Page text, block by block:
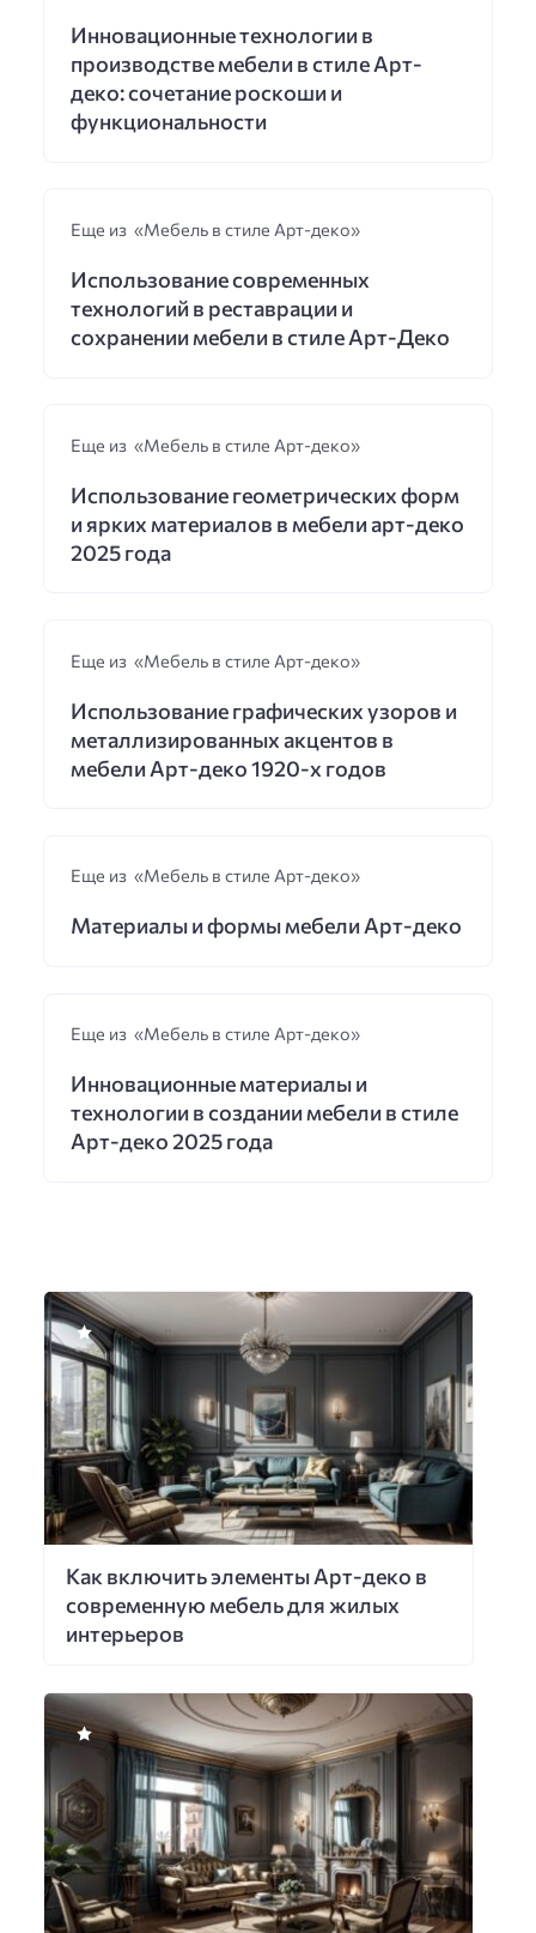
Инновационные технологии в
производстве мебели в стиле Арт-
деко: сочетание роскоши и
функциональности
Еще из «Мебель в стиле Арт-деко»
Использование современных
технологий в реставрации и
сохранении мебели в стиле Арт-Деко
Еще из «Мебель в стиле Арт-деко»
Использование геометрических форм
и ярких материалов в мебели арт-деко
2025 года
Еще из «Мебель в стиле Арт-деко»
Использование графических узоров и
металлизированных акцентов в
мебели Арт-деко 1920-х годов
Еще из «Мебель в стиле Арт-деко»
Материалы и формы мебели Арт-деко
Еще из «Мебель в стиле Арт-деко»
Инновационные материалы и
технологии в создании мебели в стиле
Арт-деко 2025 года
Как включить элементы Арт-деко в
современную мебель для жилых
интерьеров